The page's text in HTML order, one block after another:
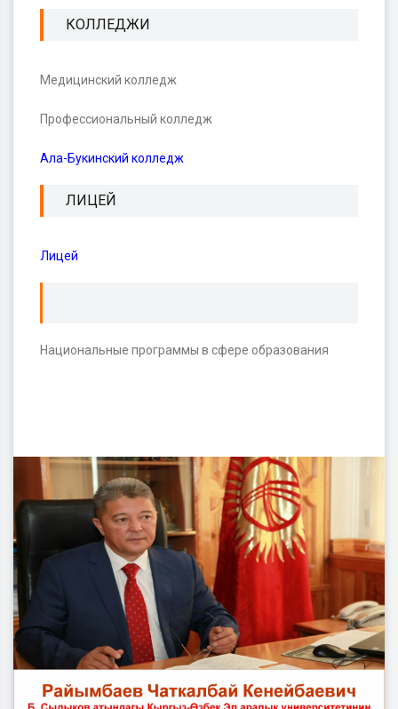
КОЛЛЕДЖИ
Медицинский колледж
Профессиональный колледж
Ала-Букинский колледж
ЛИЦЕЙ
Лицей
Национальные программы в сфере образования